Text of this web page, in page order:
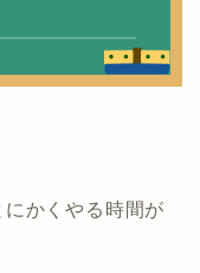
かくやる時間が